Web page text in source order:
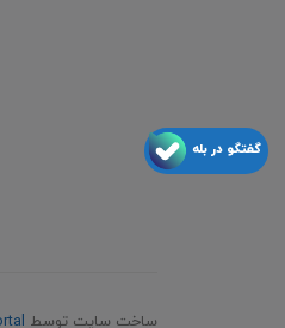
ساخت سایت توسط
گفتگو در بله